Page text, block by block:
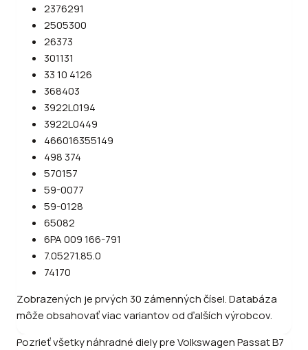
2376291
2505300
26373
301131
33 10 4126
368403
3922L0194
3922L0449
466016355149
498 374
570157
59-0077
59-0128
65082
6PA 009 166-791
7.05271.85.0
74170
Zobrazených je prvých 30 zámenných čísel. Databáza
môže obsahovať viac variantov od ďalších výrobcov.
Pozrieť všetky náhradné diely preVolkswagenPassat B7